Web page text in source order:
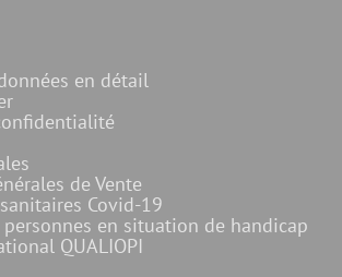
en détail
de Vente
Covid-19
en situation de handicap
QUALIOPI